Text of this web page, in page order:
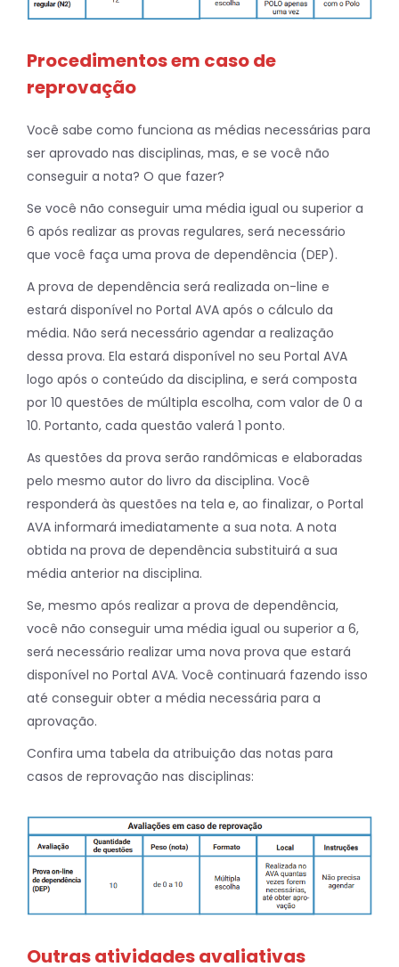
Procedimentos em caso de
reprovação
Você sabe como funciona as médias necessárias para
ser aprovado nas disciplinas, mas, e se você não
conseguir a nota? O que fazer?
Se você não conseguir uma média igual ou superior a
6 após realizar as provas regulares, será necessário
que você faça uma prova de dependência (DEP).
A prova de dependência será realizada on-line e
estará disponível no Portal AVA após o cálculo da
média. Não será necessário agendar a realização
dessa prova. Ela estará disponível no seu Portal AVA
logo após o conteúdo da disciplina, e será composta
por 10 questões de múltipla escolha, com valor de 0 a
10. Portanto, cada questão valerá 1 ponto.
As questões da prova serão randômicas e elaboradas
pelo mesmo autor do livro da disciplina. Você
responderá às questões na tela e, ao finalizar, o Portal
AVA informará imediatamente a sua nota. A nota
obtida na prova de dependência substituirá a sua
média anterior na disciplina.
Se, mesmo após realizar a prova de dependência,
você não conseguir uma média igual ou superior a 6,
será necessário realizar uma nova prova que estará
disponível no Portal AVA. Você continuará fazendo isso
até conseguir obter a média necessária para a
aprovação.
Confira uma tabela da atribuição das notas para
casos de reprovação nas disciplinas:
Outras atividades avaliativas